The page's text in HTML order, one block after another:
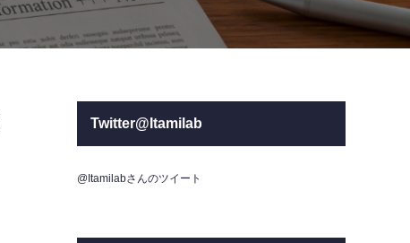
Twitter@Itamilab
@Itamilabさんのツイート